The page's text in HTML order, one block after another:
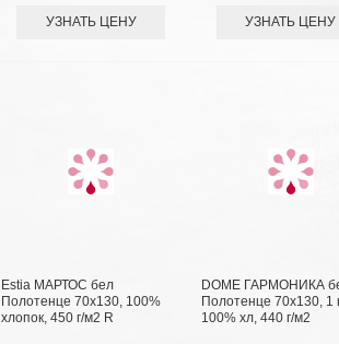
УЗНАТЬ ЦЕНУ УЗНАТЬ ЦЕНУ
Estia МАРТОС бел
Полотенце 70х130, 100%
хлопок, 450 г/м2 R
DOME ГАРМОНИКА
Полотенце 70x130, 1
100% хл, 440 г/м2